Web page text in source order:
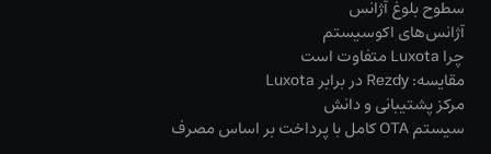
سطوح بلوغ آژانس
آژانس‌های اکوسیستم
چرا Luxota متفاوت است
مقایسه: Rezdy در برابر Luxota
مرکز پشتیبانی و دانش
سیستم OTA کامل با پرداخت بر اساس مصرف